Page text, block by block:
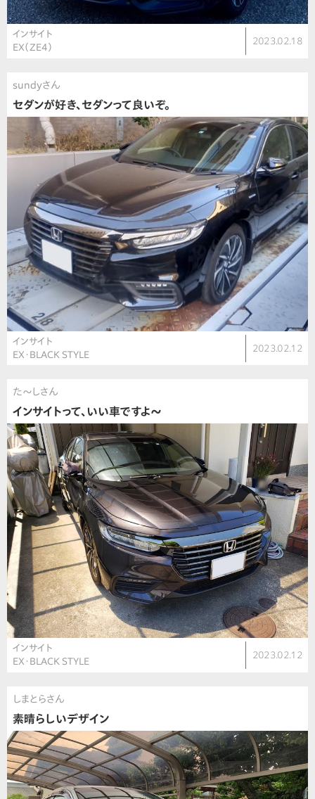
インサイト
EX（ZE4）
2023.02.18
sundyさん
セダンが好き、セダンって良いぞ。
インサイト
EX・BLACK STYLE
2023.02.12
た〜しさん
インサイトって、いい車ですよ〜
インサイト
EX・BLACK STYLE
2023.02.12
しまとらさん
素晴らしいデザイン